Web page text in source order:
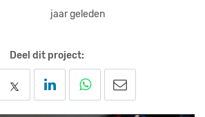
jaar geleden
Deel dit project: